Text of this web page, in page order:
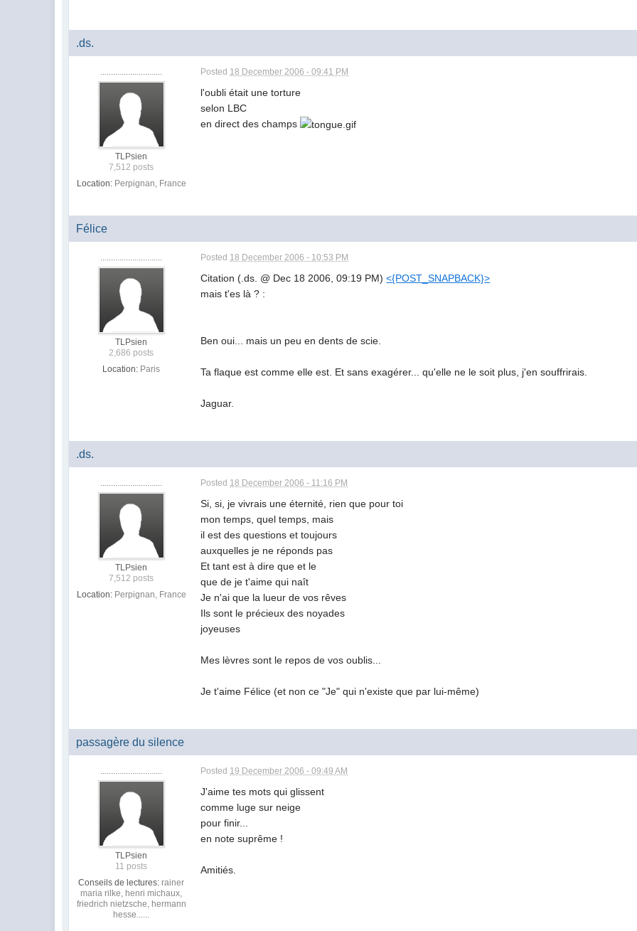
.ds.
.............................
TLPsien
7,512 posts
Location: Perpignan, France
Posted 18 December 2006 - 09:41 PM
l'oubli était une torture
selon LBC
en direct des champs
Félice
.............................
TLPsien
2,686 posts
Location: Paris
Posted 18 December 2006 - 10:53 PM
Citation (.ds. @ Dec 18 2006, 09:19 PM)<{POST_SNAPBACK}>
mais t'es là ? :
Ben oui... mais un peu en dents de scie.
Ta flaque est comme elle est. Et sans exagérer... qu'elle ne le soit plus, j'en souffrirais.
Jaguar.
.ds.
.............................
TLPsien
7,512 posts
Location: Perpignan, France
Posted 18 December 2006 - 11:16 PM
Si, si, je vivrais une éternité, rien que pour toi
mon temps, quel temps, mais
il est des questions et toujours
auxquelles je ne réponds pas
Et tant est à dire que et le
que de je t'aime qui naît
Je n'ai que la lueur de vos rêves
Ils sont le précieux des noyades
joyeuses
Mes lèvres sont le repos de vos oublis...
Je t'aime Félice (et non ce "Je" qui n'existe que par lui-même)
passagère du silence
.............................
TLPsien
11 posts
Conseils de lectures: rainer
maria rilke, henri michaux,
friedrich nietzsche, hermann
hesse......
Posted 19 December 2006 - 09:49 AM
J'aime tes mots qui glissent
comme luge sur neige
pour finir...
en note suprême !
Amitiés.